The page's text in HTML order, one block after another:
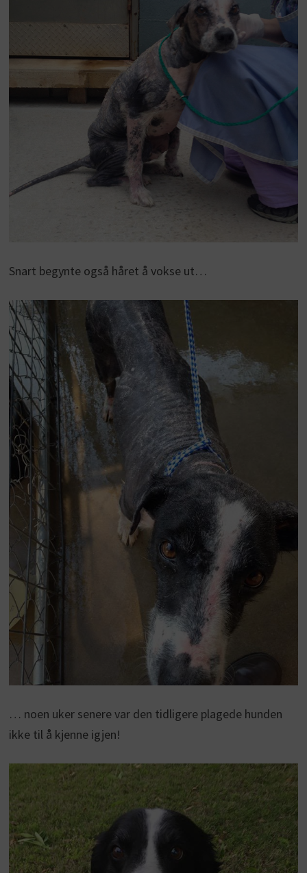
Snart begynte også håret å vokse ut…
… noen uker senere var den tidligere plagede hunden
ikke til å kjenne igjen!